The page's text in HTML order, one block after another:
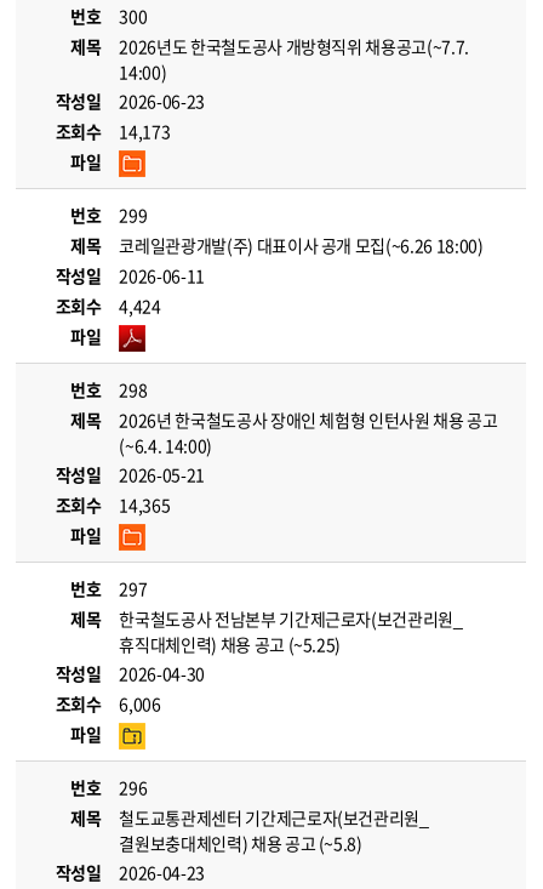
번호
300
제목
2026년도 한국철도공사 개방형직위 채용공고(~7.7.
14:00)
작성일
2026-06-23
조회수
14,173
파일
번호
299
제목
코레일관광개발(주) 대표이사 공개 모집(~6.26 18:00)
작성일
2026-06-11
조회수
4,424
파일
번호
298
제목
2026년 한국철도공사 장애인 체험형 인턴사원 채용 공고
(~6.4. 14:00)
작성일
2026-05-21
조회수
14,365
파일
번호
297
제목
한국철도공사 전남본부 기간제근로자(보건관리원_
휴직대체인력) 채용 공고 (~5.25)
작성일
2026-04-30
조회수
6,006
파일
번호
296
제목
철도교통관제센터 기간제근로자(보건관리원_
결원보충대체인력) 채용 공고 (~5.8)
작성일
2026-04-23